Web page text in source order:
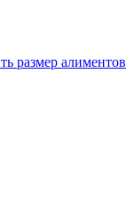
размер алиментов